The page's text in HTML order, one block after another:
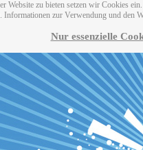
Website zu bieten setzen wir Cookies
Informationen zur Verwendung und den
Nur essenzielle